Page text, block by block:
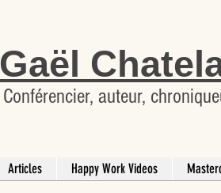
Gaël
Conférencier, auteur,
Articles Happy Work Videos